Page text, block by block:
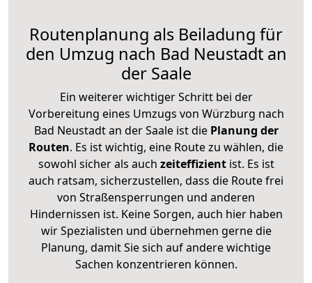
Routenplanung als Beiladung für
den Umzug nach Bad Neustadt an
der Saale
Ein weiterer wichtiger Schritt bei der
Vorbereitung eines Umzugs von Würzburg nach
Bad Neustadt an der Saale ist diePlanung der
Routen. Es ist wichtig, eine Route zu wählen, die
sowohl sicher als auch zeiteffizientist. Es ist
auch ratsam, sicherzustellen, dass die Route frei
von Straßensperrungen und anderen
Hindernissen ist. Keine Sorgen, auch hier haben
wir Spezialisten und übernehmen gerne die
Planung, damit Sie sich auf andere wichtige
Sachen konzentrieren können.